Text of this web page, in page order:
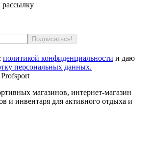
политикой конфиденциальности и даю
персональных данных.
магазинов, интернет-магазин
и инвентаря для активного отдыха и